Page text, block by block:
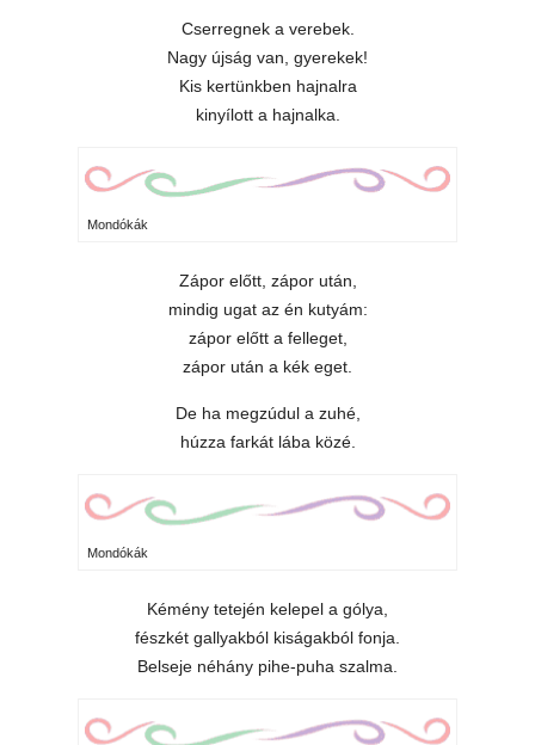
Cserregnek a verebek.
Nagy újság van, gyerekek!
Kis kertünkben hajnalra
kinyílott a hajnalka.
Mondókák
Zápor előtt, zápor után,
mindig ugat az én kutyám:
zápor előtt a felleget,
zápor után a kék eget.
De ha megzúdul a zuhé,
húzza farkát lába közé.
Mondókák
Kémény tetején kelepel a gólya,
fészkét gallyakból kiságakból fonja.
Belseje néhány pihe-puha szalma.